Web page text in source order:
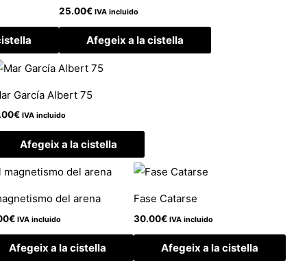
25.00€ IVA incluido
Afegeix a la cistella
García Albert 75
€ IVA incluido
Afegeix a la cistella
del arena
€ IVA incluido
Afegeix a la cistella
Fase Catarse
30.00€ IVA incluido
Afegeix a la cistella